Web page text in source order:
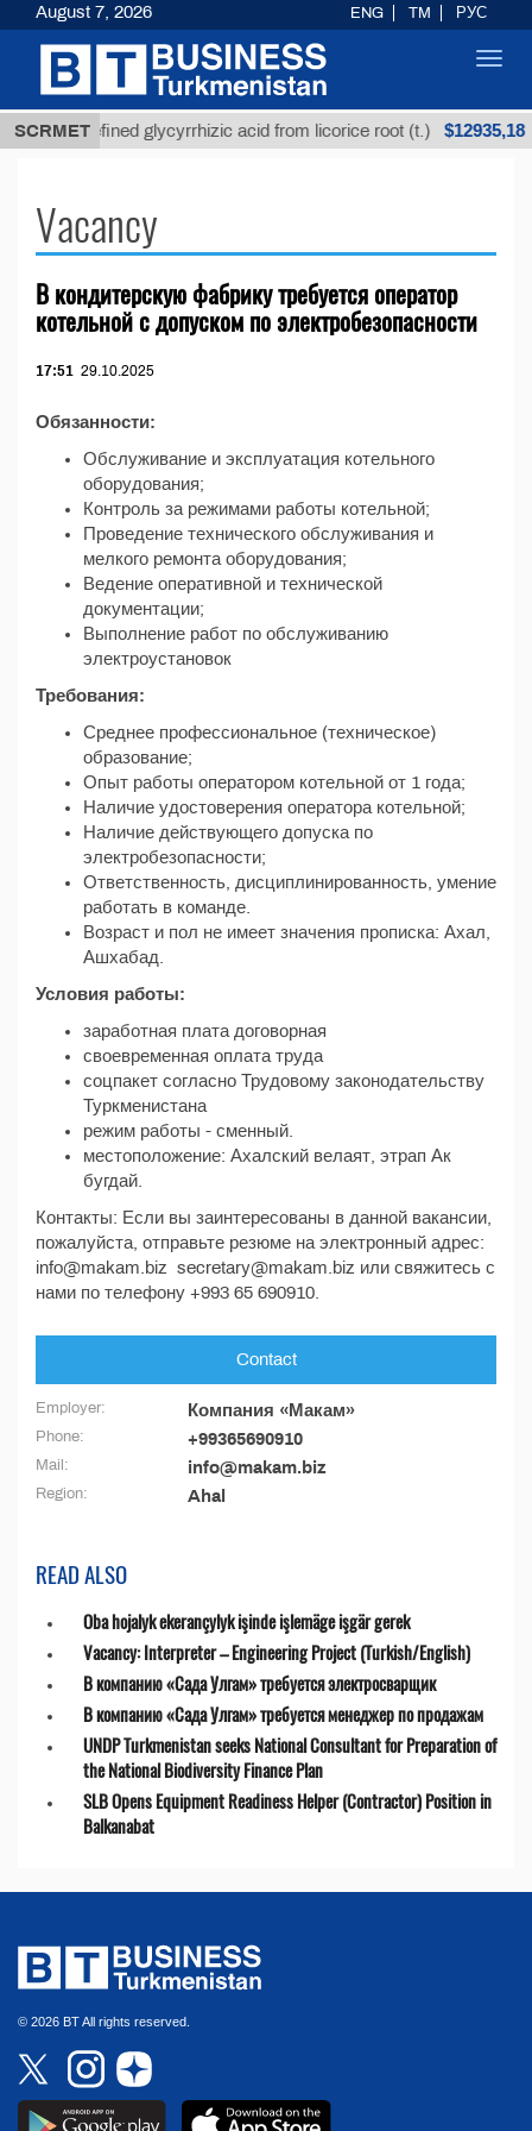
SCRMETUnrefined glycyrrhizic acid from licorice root (t.) $12935,18
Vacancy
В кондитерскую фабрику требуется оператор
котельной с допуском по электробезопасности
17:51 29.10.2025
Обязанности:
Обслуживание и эксплуатация котельного
оборудования;
Контроль за режимами работы котельной;
Проведение технического обслуживания и
мелкого ремонта оборудования;
Ведение оперативной и технической
документации;
Выполнение работ по обслуживанию
электроустановок
Требования:
Среднее профессиональное (техническое)
образование;
Опыт работы оператором котельной от 1 года;
Наличие удостоверения оператора котельной;
Наличие действующего допуска по
электробезопасности;
Ответственность, дисциплинированность, умение
работать в команде.
Возраст и пол не имеет значения прописка: Ахал,
Ашхабад.
Условия работы:
заработная плата договорная
своевременная оплата труда
соцпакет согласно Трудовому законодательству
Туркменистана
режим работы - сменный.
местоположение: Ахалский велаят, этрап Ак
бугдай.
Контакты: Если вы заинтересованы в данной вакансии,
пожалуйста, отправьте резюме на электронный адрес:
info@makam.biz secretary@makam.biz или свяжитесь с
нами по телефону +993 65 690910.
Contact
Employer: Компания «Макам»
Phone: +99365690910
Mail: info@makam.biz
Region: Ahal
READ ALSO
Oba hojalyk ekerançylyk işinde işlemäge işgär gerek
Vacancy: Interpreter – Engineering Project (Turkish/English)
В компанию «Сада Улгам» требуется электросварщик
В компанию «Сада Улгам» требуется менеджер по продажам
UNDP Turkmenistan seeks National Consultant for Preparation of
the National Biodiversity Finance Plan
SLB Opens Equipment Readiness Helper (Contractor) Position in
Balkanabat
© 2026 BT All rights reserved.
August 7, 2026 ENG TM РУС